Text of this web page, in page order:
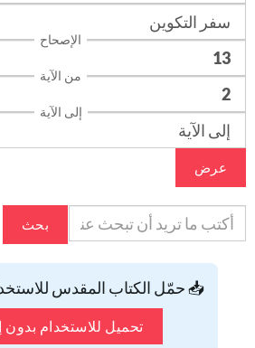
الإصحاح
من الآية
إلى الآية
عرض
بحث
📥 حمّل الكتاب المقدس
تحميل للاستخدام بدون